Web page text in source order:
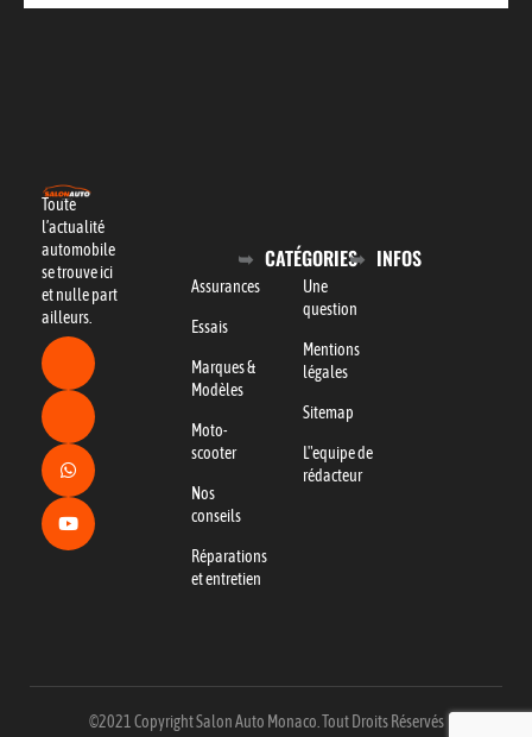
Toute
l’actualité
automobile
se trouve ici
et nulle part
ailleurs.
CATÉGORIES
Assurances
Essais
Marques &
Modèles
Moto-
scooter
Nos
conseils
Réparations
et entretien
INFOS
Une
question
Mentions
légales
Sitemap
L"equipe de
rédacteur
©2021 Copyright Salon Auto Monaco. Tout Droits Réservés